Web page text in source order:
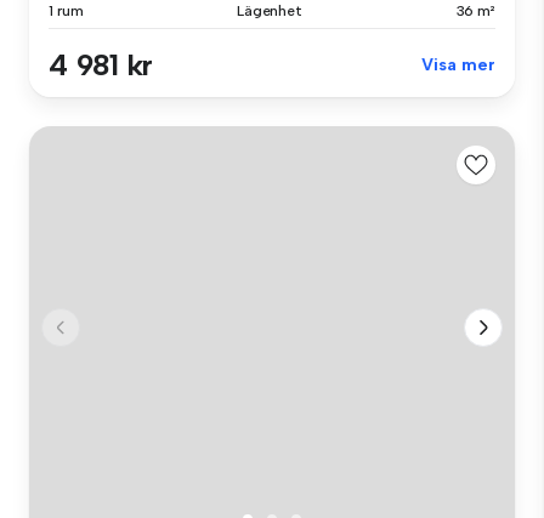
1 rum Lägenhet 36 m²
4 981 kr Visa mer